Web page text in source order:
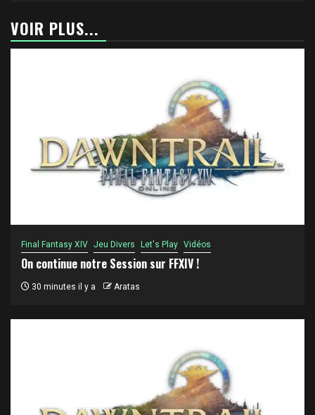
VOIR PLUS...
Final Fantasy XIV Jeu Divers Let's Play Vidéos
On continue notre Session sur FFXIV !
30 minutes il y a Aratas